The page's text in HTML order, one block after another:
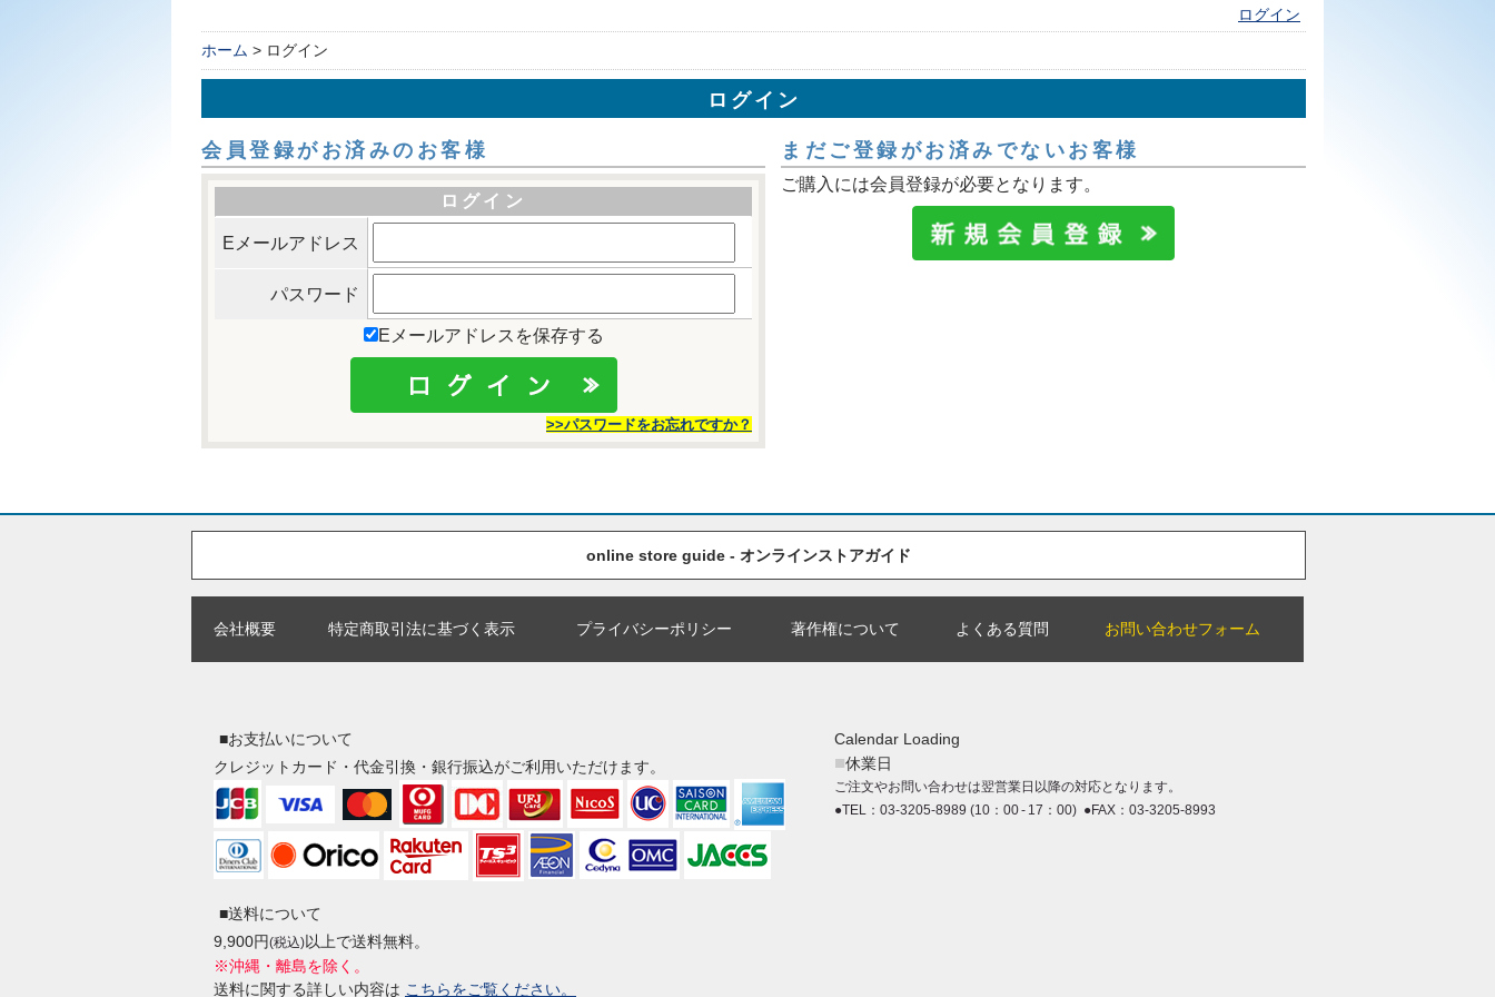
ログイン
ホーム > ログイン
ログイン
会員登録がお済みのお客様
ログイン
Eメールアドレス
パスワード
Eメールアドレスを保存する
>>パスワードをお忘れですか？
まだご登録がお済みでないお客様
ご購入には会員登録が必要となります。
online store guide - オンラインストアガイド
会社概要 特定商取引法に基づく表示 プライバシーポリシー 著作権について よくある質問 お問い合わせフォーム
■お支払いについて
クレジットカード・代金引換・銀行振込がご利用いただけます。
■送料について
9,900円(税込)以上で送料無料。
※沖縄・離島を除く。
送料に関する詳しい内容は こちらをご覧ください。
Calendar Loading
■休業日
ご注文やお問い合わせは翌営業日以降の対応となります。
●TEL：03-3205-8989 (10：00 - 17：00) ●FAX：03-3205-8993